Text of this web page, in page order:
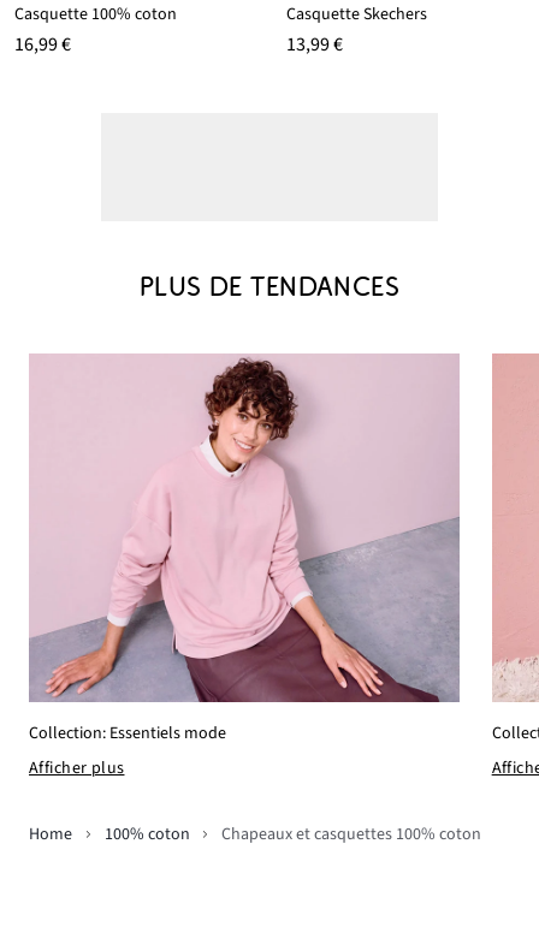
Casquette 100% coton
16,99 €
Casquette Skechers
13,99 €
PLUS DE TENDANCES
Collection: Essentiels mode
Afficher plus
Home 100% coton Chapeaux et casquettes 100% coton